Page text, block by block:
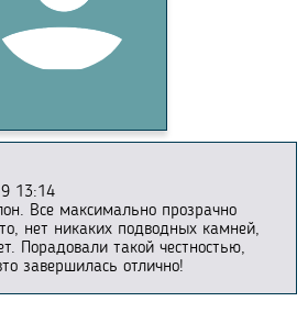
13:14
Все максимально прозрачно
нет никаких подводных камней,
Порадовали такой честностью,
завершилась отлично!